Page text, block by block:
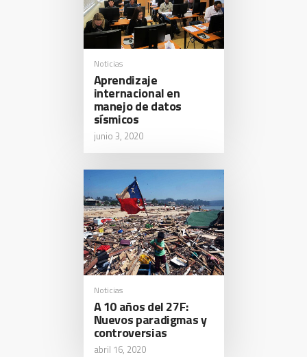
Noticias
Aprendizaje
internacional en
manejo de datos
sísmicos
junio 3, 2020
Noticias
A 10 años del 27F:
Nuevos paradigmas y
controversias
abril 16, 2020